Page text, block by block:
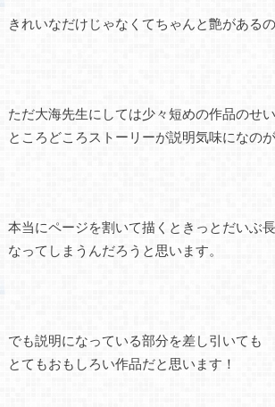
きれいなだけじゃなくてちゃんと艶があるの
ただ大海先生にしては少々短めの作品のせ
ところどころストーリーが説明気味になのが
本当にページを割いて描くときっとだいぶ
なってしまうんだろうと思います。
でも説明になっている部分を差し引いても
とてもおもしろい作品だと思います！